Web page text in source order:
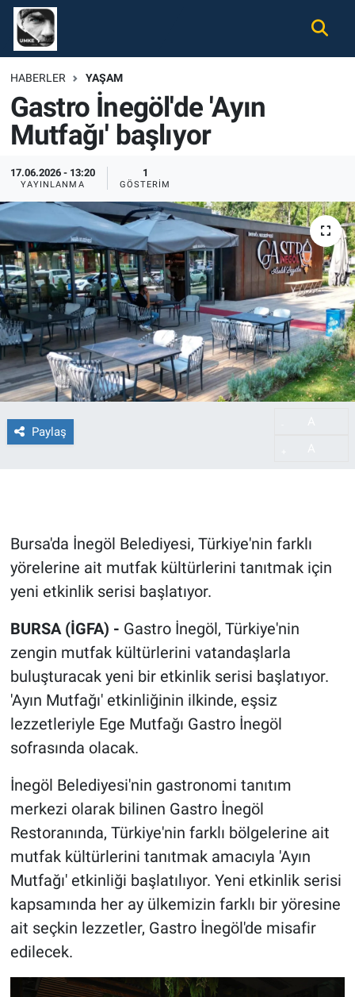
HABERLER YAŞAM
Gastro İnegöl'de 'Ayın
Mutfağı' başlıyor
17.06.2026 - 13:20
YAYINLANMA
1
GÖSTERIM
Paylaş
Bursa'da İnegöl Belediyesi, Türkiye'nin farklı
yörelerine ait mutfak kültürlerini tanıtmak için
yeni etkinlik serisi başlatıyor.
BURSA (İGFA) - Gastro İnegöl, Türkiye'nin
zengin mutfak kültürlerini vatandaşlarla
buluşturacak yeni bir etkinlik serisi başlatıyor.
'Ayın Mutfağı' etkinliğinin ilkinde, eşsiz
lezzetleriyle Ege Mutfağı Gastro İnegöl
sofrasında olacak.
İnegöl Belediyesi'nin gastronomi tanıtım
merkezi olarak bilinen Gastro İnegöl
Restoranında, Türkiye'nin farklı bölgelerine ait
mutfak kültürlerini tanıtmak amacıyla 'Ayın
Mutfağı' etkinliği başlatılıyor. Yeni etkinlik serisi
kapsamında her ay ülkemizin farklı bir yöresine
ait seçkin lezzetler, Gastro İnegöl'de misafir
edilecek.
Gündem
Ekonomi
Spor
Magazin
Tüm Haberler
İletişim
Künye
Nöbetçi Eczaneler
Hava Durumu
Namaz Vakitleri
Trafik Durumu
Süper Lig Puan Durumu ve Fikstür
Tüm Manşetler
Son Dakika Haberleri
Haber Arşivi